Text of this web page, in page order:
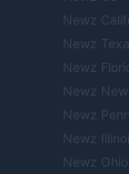
Newz
Newz
Newz
Newz
Newz
Newz
Newz Ohio